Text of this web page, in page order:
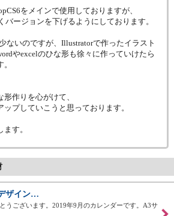
をメインで使用しておりますが、
バージョンを下げるようにしております。
ないのですが、Illustratorで作ったイラスト
やexcelのひな形も徐々に作っていけたら
作りを心がけて、
プしていこうと思っております。
す。
ザイン…
うございます。2019年9月のカレンダーです。A3サ